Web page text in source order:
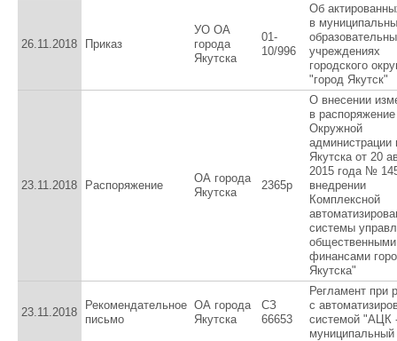
26.11.2018 Приказ
УО ОА
города
Якутска
01-
10/996
Об
в
учреждениях
городского
"город Якутск"
23.11.2018 Распоряжение
ОА города
Якутска
2365р
О внесении
в распоряжение
Окружной
администрации
Якутска от 20
2015 года №
внедрении
Комплексной
системы
общественными
финансами
Якутска"
23.11.2018
Рекомендательное
письмо
ОА города
Якутска
СЗ
66653
Регламент при
с
системой "АЦК
муниципальный